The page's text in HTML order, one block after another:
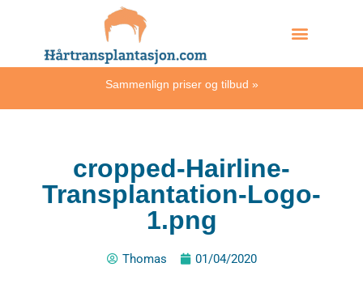
Sammenlign priser og tilbud »
cropped-Hairline-
Transplantation-Logo-
1.png
Thomas 01/04/2020